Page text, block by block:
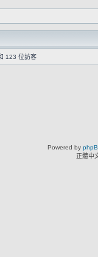
123 位訪客
Powered by
正體中